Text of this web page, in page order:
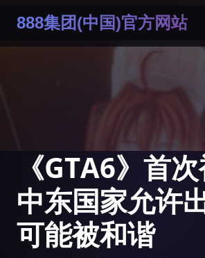
888集团(中国)官方网站
《GTA6》首
中东国家允许
可能被和谐